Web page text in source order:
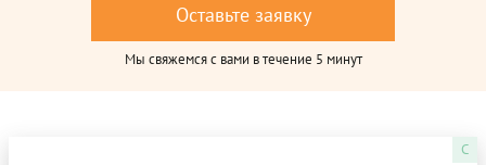
Оставьте заявку
Мы свяжемся с вами в течение 5 минут
C